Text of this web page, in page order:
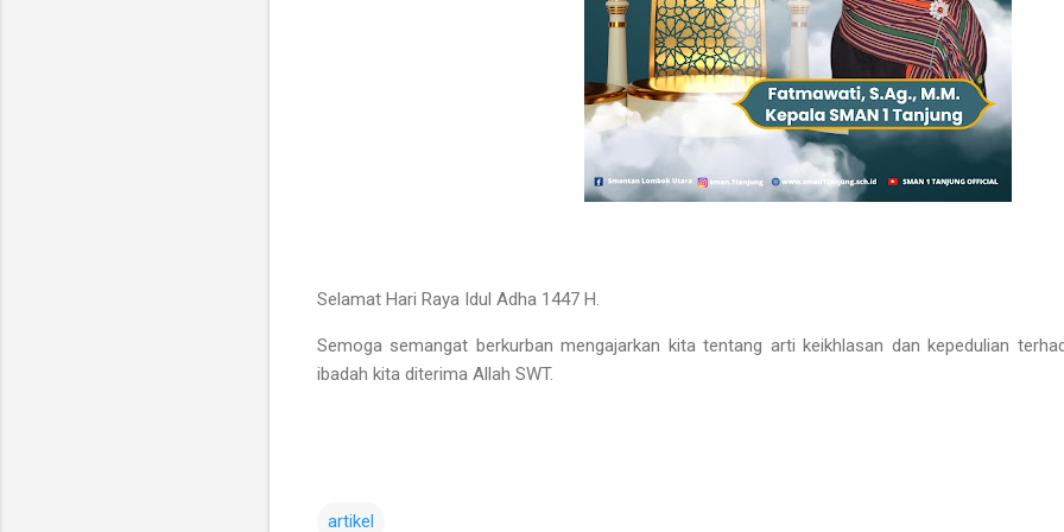
Selamat Hari Raya Idul Adha 1447 H.
Semoga semangat berkurban mengajarkan kita tentang arti keikhlasan dan kepedulian
ibadah kita diterima Allah SWT.
artikel